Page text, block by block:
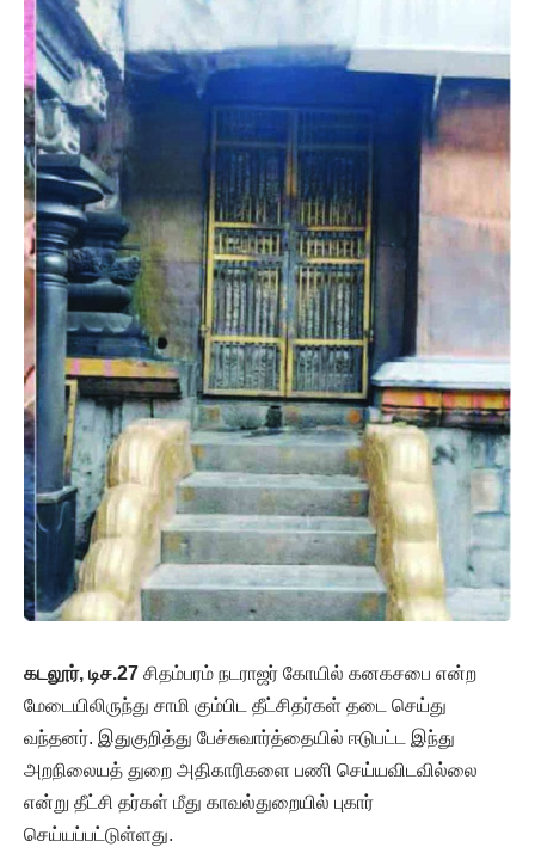
கடலூர், டிச.27 சிதம்பரம் நடராஜர் கோயில் கனகசபை என்ற
மேடையிலிருந்து சாமி கும்பிட தீட்சிதர்கள் தடை செய்து
வந்தனர். இதுகுறித்து பேச்சுவார்த்தையில் ஈடுபட்ட இந்து
அறநிலையத் துறை அதிகாரிகளை பணி செய்யவிடவில்லை
என்று தீட்சி தர்கள் மீது காவல்துறையில் புகார்
செய்யப்பட்டுள்ளது.